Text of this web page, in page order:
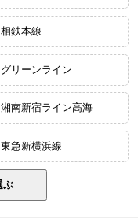
相鉄本線
グリーンライン
湘南新宿ライン高海
東急新横浜線